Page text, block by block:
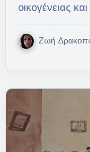
οικογένειας
Ζωή